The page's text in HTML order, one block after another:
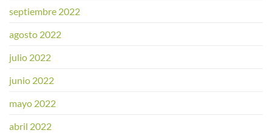
septiembre 2022
agosto 2022
julio 2022
junio 2022
mayo 2022
abril 2022